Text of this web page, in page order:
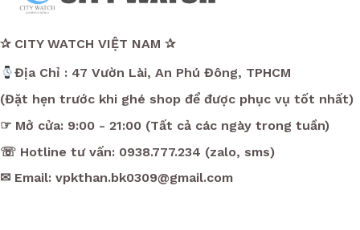
✰ CITY WATCH VIỆT NAM ✰
Địa Chỉ : 47 Vườn Lài, An Phú Đông, TPHCM
(Đặt hẹn trước khi ghé shop để được phục vụ tốt nhất)
☞ Mở cửa: 9:00 - 21:00 (Tất cả các ngày trong tuần)
☏ Hotline tư vấn: 0938.777.234 (zalo, sms)
✉ Email: vpkthan.bk0309@gmail.com